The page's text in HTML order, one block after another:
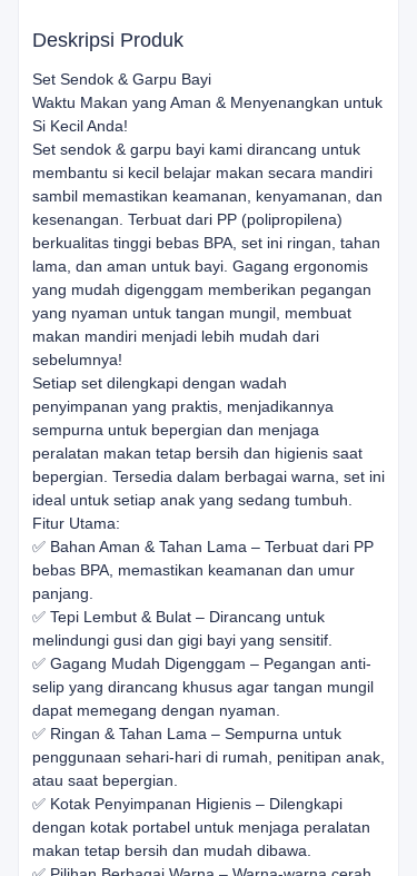
Deskripsi Produk
Set Sendok & Garpu Bayi
Waktu Makan yang Aman & Menyenangkan untuk
Si Kecil Anda!
Set sendok & garpu bayi kami dirancang untuk
membantu si kecil belajar makan secara mandiri
sambil memastikan keamanan, kenyamanan, dan
kesenangan. Terbuat dari PP (polipropilena)
berkualitas tinggi bebas BPA, set ini ringan, tahan
lama, dan aman untuk bayi. Gagang ergonomis
yang mudah digenggam memberikan pegangan
yang nyaman untuk tangan mungil, membuat
makan mandiri menjadi lebih mudah dari
sebelumnya!
Setiap set dilengkapi dengan wadah
penyimpanan yang praktis, menjadikannya
sempurna untuk bepergian dan menjaga
peralatan makan tetap bersih dan higienis saat
bepergian. Tersedia dalam berbagai warna, set ini
ideal untuk setiap anak yang sedang tumbuh.
Fitur Utama:
✅ Bahan Aman & Tahan Lama – Terbuat dari PP
bebas BPA, memastikan keamanan dan umur
panjang.
✅ Tepi Lembut & Bulat – Dirancang untuk
melindungi gusi dan gigi bayi yang sensitif.
✅ Gagang Mudah Digenggam – Pegangan anti-
selip yang dirancang khusus agar tangan mungil
dapat memegang dengan nyaman.
✅ Ringan & Tahan Lama – Sempurna untuk
penggunaan sehari-hari di rumah, penitipan anak,
atau saat bepergian.
✅ Kotak Penyimpanan Higienis – Dilengkapi
dengan kotak portabel untuk menjaga peralatan
makan tetap bersih dan mudah dibawa.